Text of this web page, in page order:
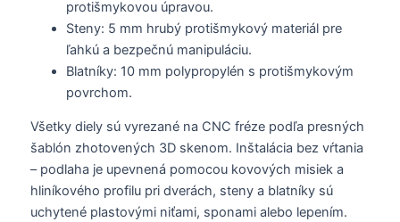
protišmykovou úpravou.
Steny: 5 mm hrubý protišmykový materiál pre
ľahkú a bezpečnú manipuláciu.
Blatníky: 10 mm polypropylén s protišmykovým
povrchom.
Všetky diely sú vyrezané na CNC fréze podľa presných
šablón zhotovených 3D skenom. Inštalácia bez vŕtania
– podlaha je upevnená pomocou kovových misiek a
hliníkového profilu pri dverách, steny a blatníky sú
uchytené plastovými niťami, sponami alebo lepením.